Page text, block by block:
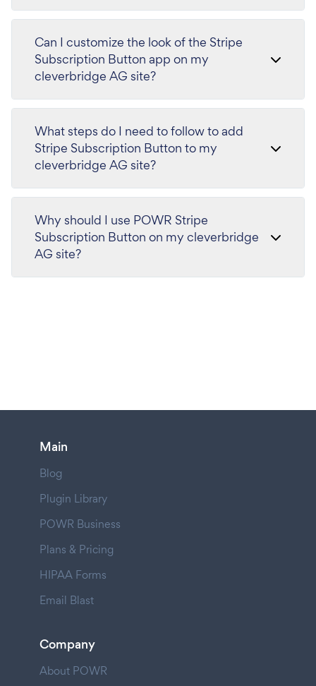
Can I customize the look of the Stripe
Subscription Button app on my
cleverbridge AG site?
What steps do I need to follow to add
Stripe Subscription Button to my
cleverbridge AG site?
Why should I use POWR Stripe
Subscription Button on my cleverbridge
AG site?
Main
Blog
Plugin Library
POWR Business
Plans & Pricing
HIPAA Forms
Email Blast
Company
About POWR